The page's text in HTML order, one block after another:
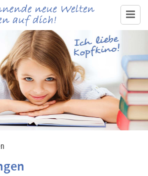
www.buecherei-pruem.de